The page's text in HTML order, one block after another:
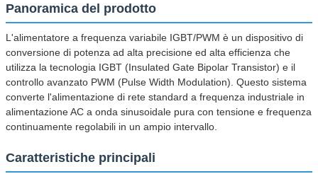
Panoramica del prodotto
L'alimentatore a frequenza variabile IGBT/PWM è un dispositivo di
conversione di potenza ad alta precisione ed alta efficienza che
utilizza la tecnologia IGBT (Insulated Gate Bipolar Transistor) e il
controllo avanzato PWM (Pulse Width Modulation). Questo sistema
converte l'alimentazione di rete standard a frequenza industriale in
alimentazione AC a onda sinusoidale pura con tensione e frequenza
continuamente regolabili in un ampio intervallo.
Caratteristiche principali